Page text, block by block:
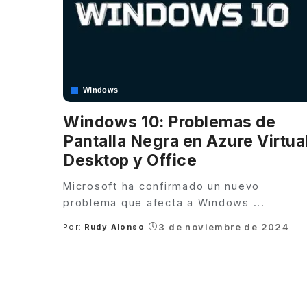
Windows
Windows 10: Problemas de
Pantalla Negra en Azure
Desktop y Office
Microsoft ha confirmado un nuevo
problema que afecta a Windows ...
Posted
Por: Rudy Alonso 3 de noviembre de 2024